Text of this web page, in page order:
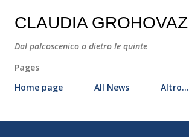
Passa ai contenuti principali
CLAUDIA GROHOVAZ
Dal palcoscenico a dietro le quinte
Pages
Home page
All News Altro…